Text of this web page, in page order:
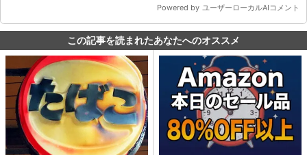
この記事を読まれたあなたへのオススメ